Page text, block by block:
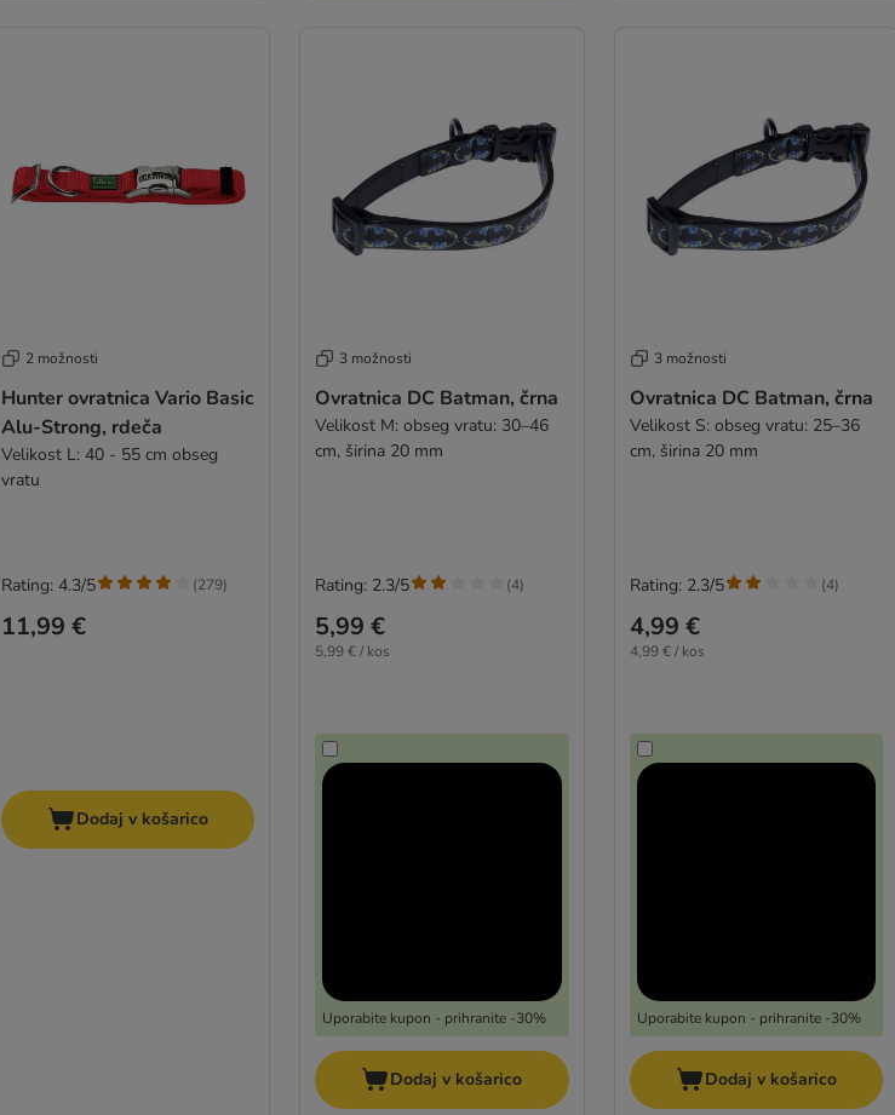
2 možnosti
Hunter ovratnica Vario Basic
Alu-Strong, rdeča
Velikost L: 40 - 55 cm obseg
vratu
11,99 €
Rating: 4.3/5 (279)
Dodaj v košarico
3 možnosti
Ovratnica DC Batman, črna
Velikost M: obseg vratu: 30–46
cm, širina 20 mm
5,99 €
5,99 € / kos
Uporabite kupon - prihranite -30%
Rating: 2.3/5 (4)
Dodaj v košarico
3 možnosti
Ovratnica DC Batman, črna
Velikost S: obseg vratu: 25–36
cm, širina 20 mm
4,99 €
4,99 € / kos
Uporabite kupon - prihranite -30%
Rating: 2.3/5 (4)
Dodaj v košarico